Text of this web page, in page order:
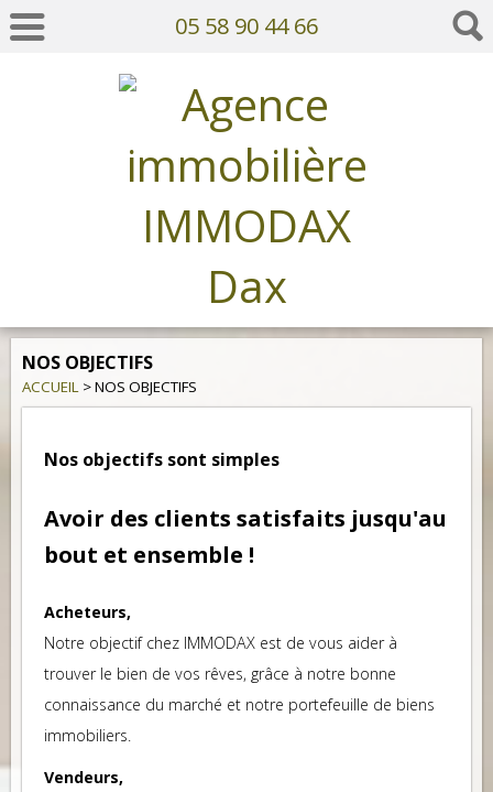
05 58 90 44 66
NOS OBJECTIFS
ACCUEIL > NOS OBJECTIFS
Nos objectifs sont simples
Avoir des clients satisfaits jusqu'au
bout et ensemble !
Acheteurs,
Notre objectif chez IMMODAX est de vous aider à
trouver le bien de vos rêves, grâce à notre bonne
connaissance du marché et notre portefeuille de biens
immobiliers.
Vendeurs,